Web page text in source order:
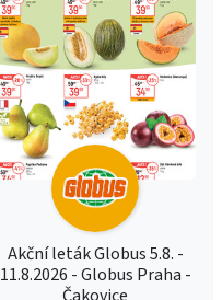
Akční leták Globus 5.8. -
11.8.2026 - Globus Praha -